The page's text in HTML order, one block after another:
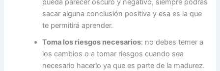
pueda parecer oscuro y negativo, siempre podrás
sacar alguna conclusión positiva y esa es la que
te permitirá aprender.
Toma los riesgos necesarios: no debes temer a
los cambios o a tomar riesgos cuando sea
necesario hacerlo ya que es parte de la madurez.